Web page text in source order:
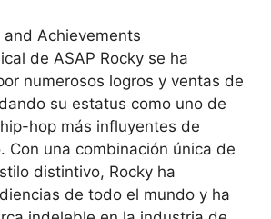
and Achievements
de ASAP Rocky se ha
numerosos logros y ventas de
su estatus como uno de
hop más influyentes de
Con una combinación única de
distintivo, Rocky ha
de todo el mundo y ha